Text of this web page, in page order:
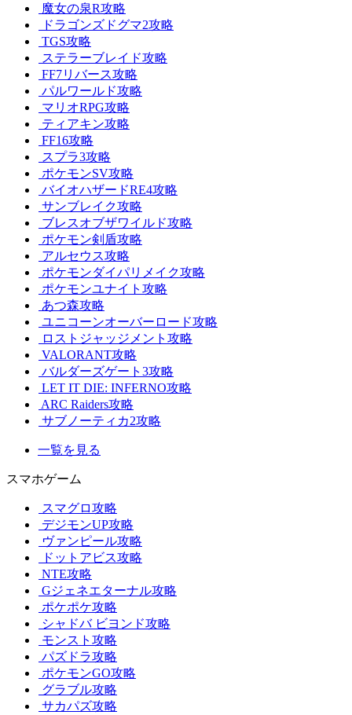
魔女の泉R攻略
ドラゴンズドグマ2攻略
TGS攻略
ステラーブレイド攻略
FF7リバース攻略
パルワールド攻略
マリオRPG攻略
ティアキン攻略
FF16攻略
スプラ3攻略
ポケモンSV攻略
バイオハザードRE4攻略
サンブレイク攻略
ブレスオブザワイルド攻略
ポケモン剣盾攻略
アルセウス攻略
ポケモンダイパリメイク攻略
ポケモンユナイト攻略
あつ森攻略
ユニコーンオーバーロード攻略
ロストジャッジメント攻略
VALORANT攻略
バルダーズゲート3攻略
LET IT DIE: INFERNO攻略
ARC Raiders攻略
サブノーティカ2攻略
一覧を見る
スマホゲーム
スマグロ攻略
デジモンUP攻略
ヴァンピール攻略
ドットアビス攻略
NTE攻略
Gジェネエターナル攻略
ポケポケ攻略
シャドバ ビヨンド攻略
モンスト攻略
パズドラ攻略
ポケモンGO攻略
グラブル攻略
サカパズ攻略